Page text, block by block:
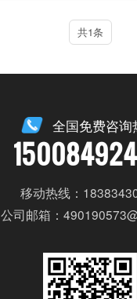
共1条
全国免费咨询
移动热线：
公司邮箱：